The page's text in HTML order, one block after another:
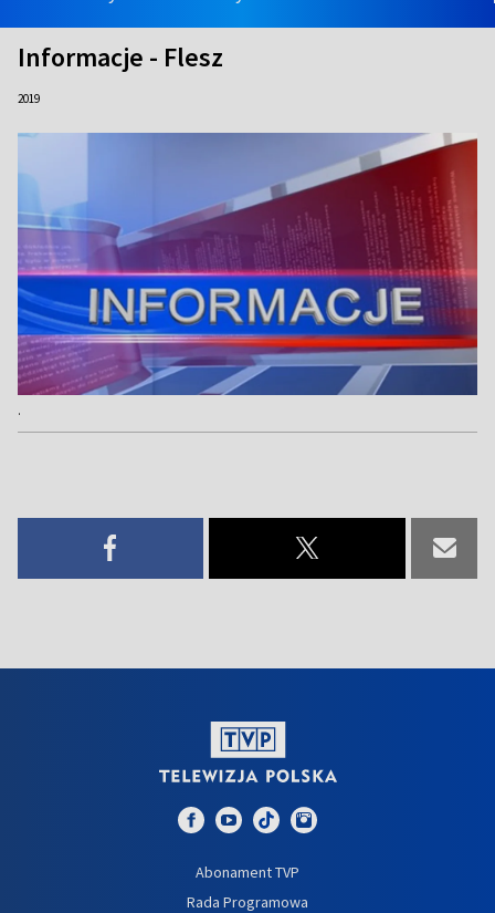
Informacje - Flesz
2019
.
Abonament TVP
Rada Programowa